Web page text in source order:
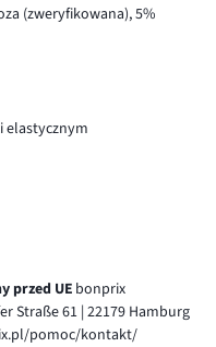
(zweryfikowana), 5%
elastycznym
przed UE bonprix
Straße 61 | 22179 Hamburg
pomoc/kontakt/